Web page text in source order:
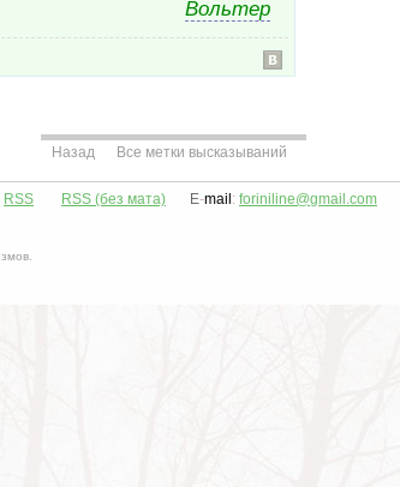
Вольтер
Назад Все метки высказываний
RSS RSS (без мата) E-mail : foriniline@gmail.com